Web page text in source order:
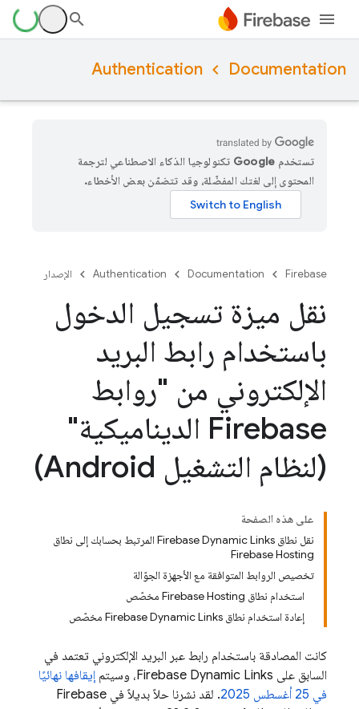
Documentation
Authentication
تستخدم Google تكنولوجيا الذكاء الاصطناعي لترجمة
المحتوى إلى لغتك المفضّلة، وقد تتضمّن بعض الأخطاء.
Firebase
Documentation
Authentication الإصدار
نقل ميزة تسجيل الدخول
باستخدام رابط البريد
الإلكتروني من "روابط
Firebase الديناميكية"
(لنظام التشغيل Android)
على هذه الصفحة
نقل نطاق Firebase Dynamic Links المرتبط بحسابك إلى نطاق
Firebase Hosting
تخصيص الروابط المتوافقة مع الأجهزة الجوّالة
استخدام نطاق Firebase Hosting مخصّص
إعادة استخدام نطاق Firebase Dynamic Links مخصّص
كانت المصادقة باستخدام رابط عبر البريد الإلكتروني تعتمد في
السابق على Firebase Dynamic Links، وسيتم إيقافها نهائيًا
في 25 أغسطس 2025
. لقد نشرنا حلاً بديلاً في Firebase